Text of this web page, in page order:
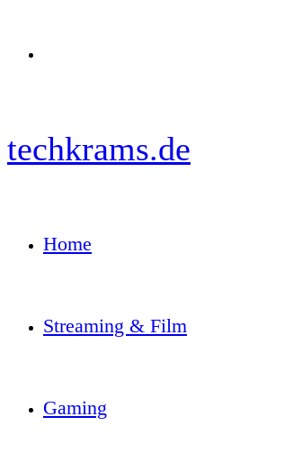
techkrams.de
Home
Streaming & Film
Gaming